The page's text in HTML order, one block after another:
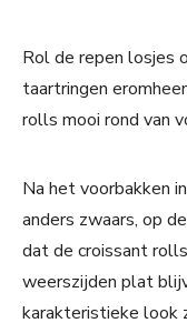
Rol de repen losjes
taartringen
rolls mooi rond van
Na het voorbakken
anders zwaars, op
dat de croissant
weerszijden plat
karakteristieke look